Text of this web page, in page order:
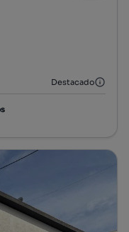
Destacado